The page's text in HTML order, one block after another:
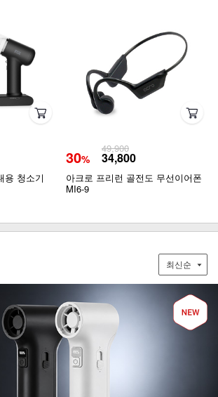
용 청소기
30%
49,900
34,800
아크로 프리런 골전도 무선이어폰
MI6-9